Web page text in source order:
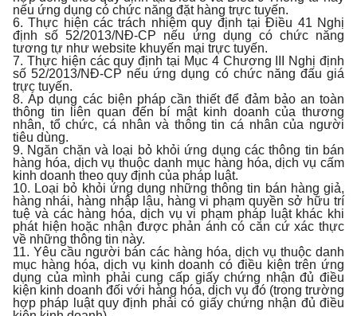
nếu ứng dụng có chức năng đặt hàng trực tuyến.
6. Thực hiện các trách nhiệm quy định tại Điều 41 Nghị
định số 52/2013/NĐ-CP nếu ứng dụng có chức năng
tương tự như website khuyến mại trực tuyến.
7. Thực hiện các quy định tại Mục 4 Chương III Nghị định
số 52/2013/NĐ-CP nếu ứng dụng có chức năng đấu giá
trực tuyến.
8. Áp dụng các biện pháp cần thiết để đảm bảo an toàn
thông tin liên quan đến bí mật kinh doanh của thương
nhân, tổ chức, cá nhân và thông tin cá nhân của người
tiêu dùng.
9. Ngăn chặn và loại bỏ khỏi ứng dụng các thông tin bán
hàng hóa, dịch vụ thuộc danh mục hàng hóa, dịch vụ cấm
kinh doanh theo quy định của pháp luật.
10. Loại bỏ khỏi ứng dụng những thông tin bán hàng giả,
hàng nhái, hàng nhập lậu, hàng vi phạm quyền sở hữu trí
tuệ và các hàng hóa, dịch vụ vi phạm pháp luật khác khi
phát hiện hoặc nhận được phản ánh có căn cứ xác thực
về những thông tin này.
11. Yêu cầu người bán các hàng hóa, dịch vụ thuộc danh
mục hàng hóa, dịch vụ kinh doanh có điều kiện trên ứng
dụng của mình phải cung cấp giấy chứng nhận đủ điều
kiện kinh doanh đối với hàng hóa, dịch vụ đó (trong trường
hợp pháp luật quy định phải có giấy chứng nhận đủ điều